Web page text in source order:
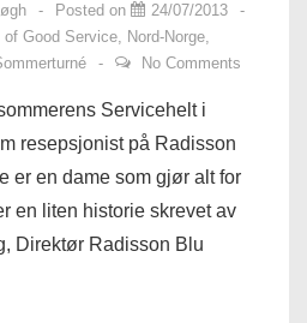
Posted on
24/07/2013
of Good Service, Nord-Norge,
No Comments
Servicehelt i
resepsjonist på Radisson
er en dame som gjør alt for
en liten historie skrevet av
Direktør Radisson Blu